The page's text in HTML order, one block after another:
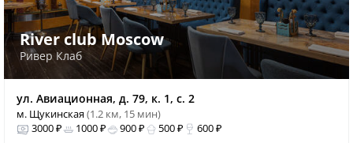
River club Moscow
Ривер Клаб
ул. Авиационная, д. 79, к. 1, с. 2
м. Щукинская(1.2 км, 15 мин)
3000 ₽
1000 ₽ 900 ₽ 500 ₽ 600 ₽